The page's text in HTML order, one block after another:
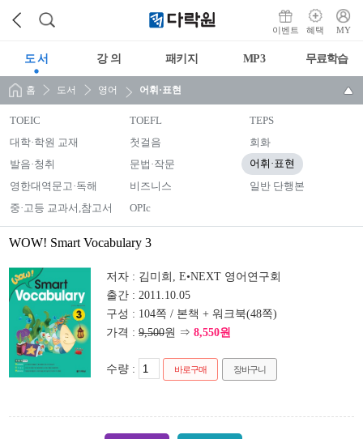
이벤트 혜택 MY
도 서 강 의 패키지 MP3 무료학습
홈 도서 영어 어휘·표현
TOEIC TOEFL
TEPS
대학·학원 교재
첫걸음
회화
발음·청취
문법·작문 어휘·표현
영한대역문고·독해 비즈니스
일반 단행본
중·고등 교과서,참고서
OPIc
WOW! Smart Vocabulary 3
저자 : 김미희, E•NEXT 영어연구회
출간 : 2011.10.05
구성 : 104쪽 / 본책 + 워크북(48쪽)
가격 : 9,500원 ⇒ 8,550원
수량 : 바로구매 장바구니